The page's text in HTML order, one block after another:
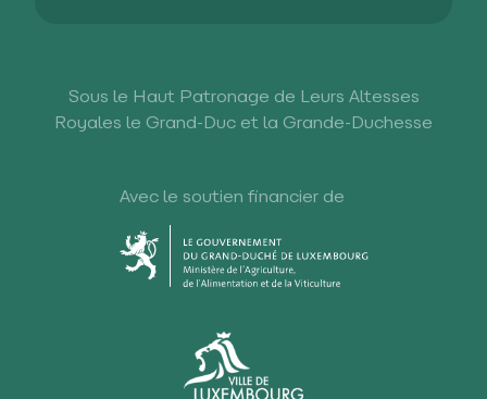
Sous le Haut Patronage de Leurs Altesses
Royales le Grand-Duc et la Grande-Duchesse
Avec le soutien financier de